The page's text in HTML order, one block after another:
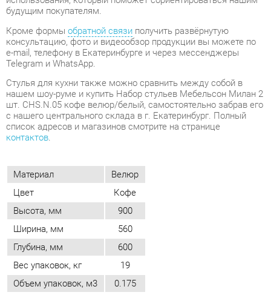
Стулья для кухни также можно сравнить между собой в
шт. CHS.N.05 кофе велюр/белый, самостоятельно забрав его
с нашего центрального склада в г. Екатеринбург. Полный
список адресов и магазинов смотрите на странице
контактов.
Материал Велюр
Цвет
Кофе
Высота, мм
Глубина, мм
600
Вес упаковок, кг
19
Объем упаковок, м3 0.175
ОТЗЫВЫ
Пока нет отзывов, поделитесь первым своим мнением.
ДОБАВИТЬ ОТЗЫВ